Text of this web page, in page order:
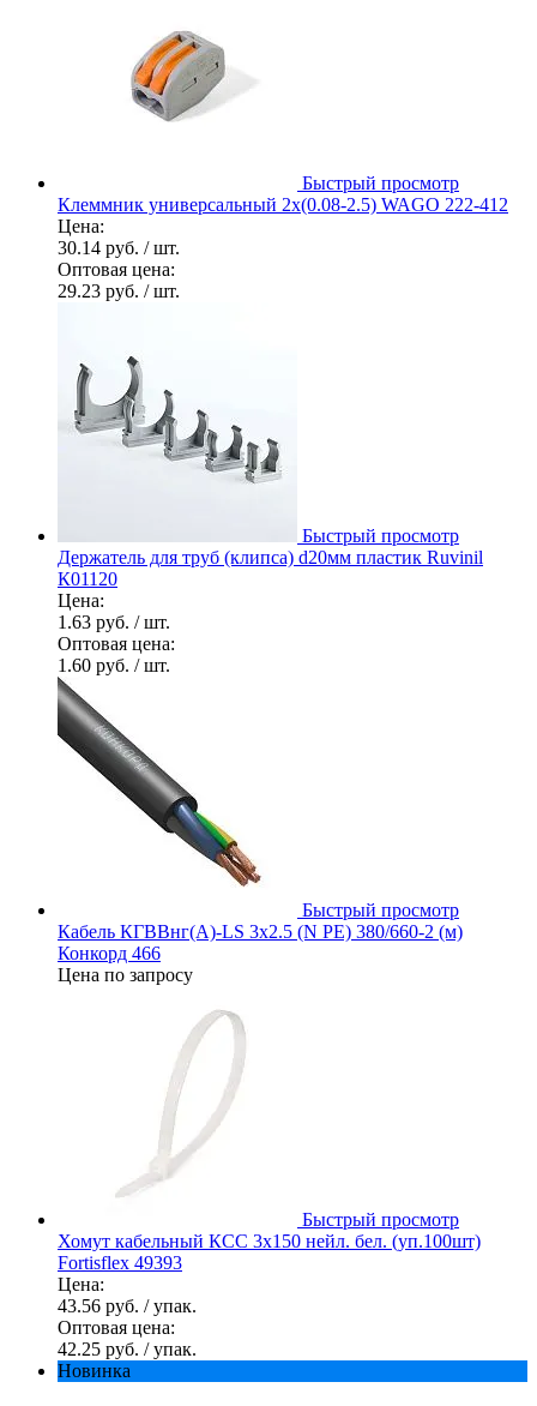
Быстрый просмотр
Клеммник универсальный 2х(0.08-2.5) WAGO 222-412
Цена:
30.14 руб. / шт.
Оптовая цена:
29.23 руб. / шт.
Быстрый просмотр
Держатель для труб (клипса) d20мм пластик Ruvinil
К01120
Цена:
1.63 руб. / шт.
Оптовая цена:
1.60 руб. / шт.
Быстрый просмотр
Кабель КГВВнг(А)-LS 3х2.5 (N PE) 380/660-2 (м)
Конкорд 466
Цена по запросу
Быстрый просмотр
Хомут кабельный КСС 3х150 нейл. бел. (уп.100шт)
Fortisflex 49393
Цена:
43.56 руб. / упак.
Оптовая цена:
42.25 руб. / упак.
Новинка